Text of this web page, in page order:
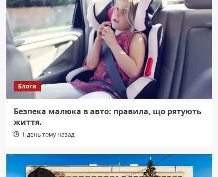
Блоги
Безпека малюка в авто: правила, що рятують
життя.
1 день тому назад